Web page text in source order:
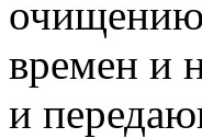
очищению
времен и
и